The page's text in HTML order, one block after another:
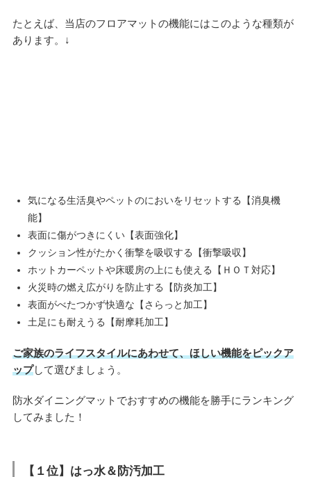
たとえば、当店のフロアマットの機能にはこのような種類が
あります。↓
気になる生活臭やペットのにおいをリセットする【消臭機
能】
表面に傷がつきにくい【表面強化】
クッション性がたかく衝撃を吸収する【衝撃吸収】
ホットカーペットや床暖房の上にも使える【ＨＯＴ対応】
火災時の燃え広がりを防止する【防炎加工】
表面がべたつかず快適な【さらっと加工】
土足にも耐えうる【耐摩耗加工】
ご家族のライフスタイルにあわせて、ほしい機能をピックア
ップして選びましょう。
防水ダイニングマットでおすすめの機能を勝手にランキング
してみました！
【１位】はっ水＆防汚加工